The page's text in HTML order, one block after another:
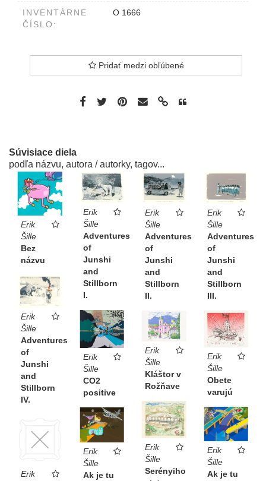
INVENTÁRNE
ČÍSLO:
O 1666
Pridať medzi obľúbené
Súvisiace diela
podľa názvu, autora / autorky, tagov...
Erik
Šille
Bez
názvu
Erik
Šille
Adventures
of
Junshi
and
Stillborn
I.
Erik
Šille
Adventures
of
Junshi
and
Stillborn
II.
Erik
Šille
Adventures
of
Junshi
and
Stillborn
III.
Erik
Šille
Adventures
of
Junshi
and
Stillborn
IV.
Erik
Šille
CO2
positive
Erik
Šille
Kláštor v
Rožňave
Erik
Šille
Obete
varujú
Erik
Šille
Serényiho
Erik
Šille
Ak je tu
Erik
Šille
Ak je tu
Erik